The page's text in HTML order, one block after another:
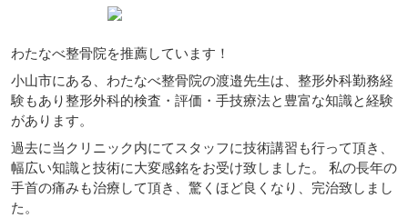
わたなべ整骨院を推薦しています！
小山市にある、わたなべ整骨院の渡邉先生は、整形外科勤務経
験もあり整形外科的検査・評価・手技療法と豊富な知識と経験
があります。
過去に当クリニック内にてスタッフに技術講習も行って頂き、
幅広い知識と技術に大変感銘をお受け致しました。 私の長年の
手首の痛みも治療して頂き、驚くほど良くなり、完治致しまし
た。